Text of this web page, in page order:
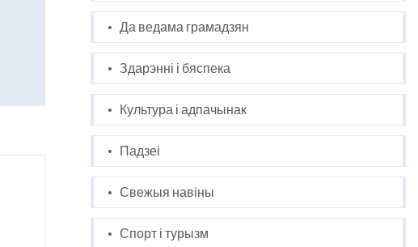
Да ведама грамадзян
Здарэнні і бяспека
Культура і адпачынак
Падзеі
Свежыя навіны
Спорт і турызм